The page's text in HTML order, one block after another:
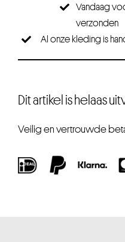
Vandaag
verzonden
Al onze kleding is
Dit artikel is helaas
Veilig en vertrouwde